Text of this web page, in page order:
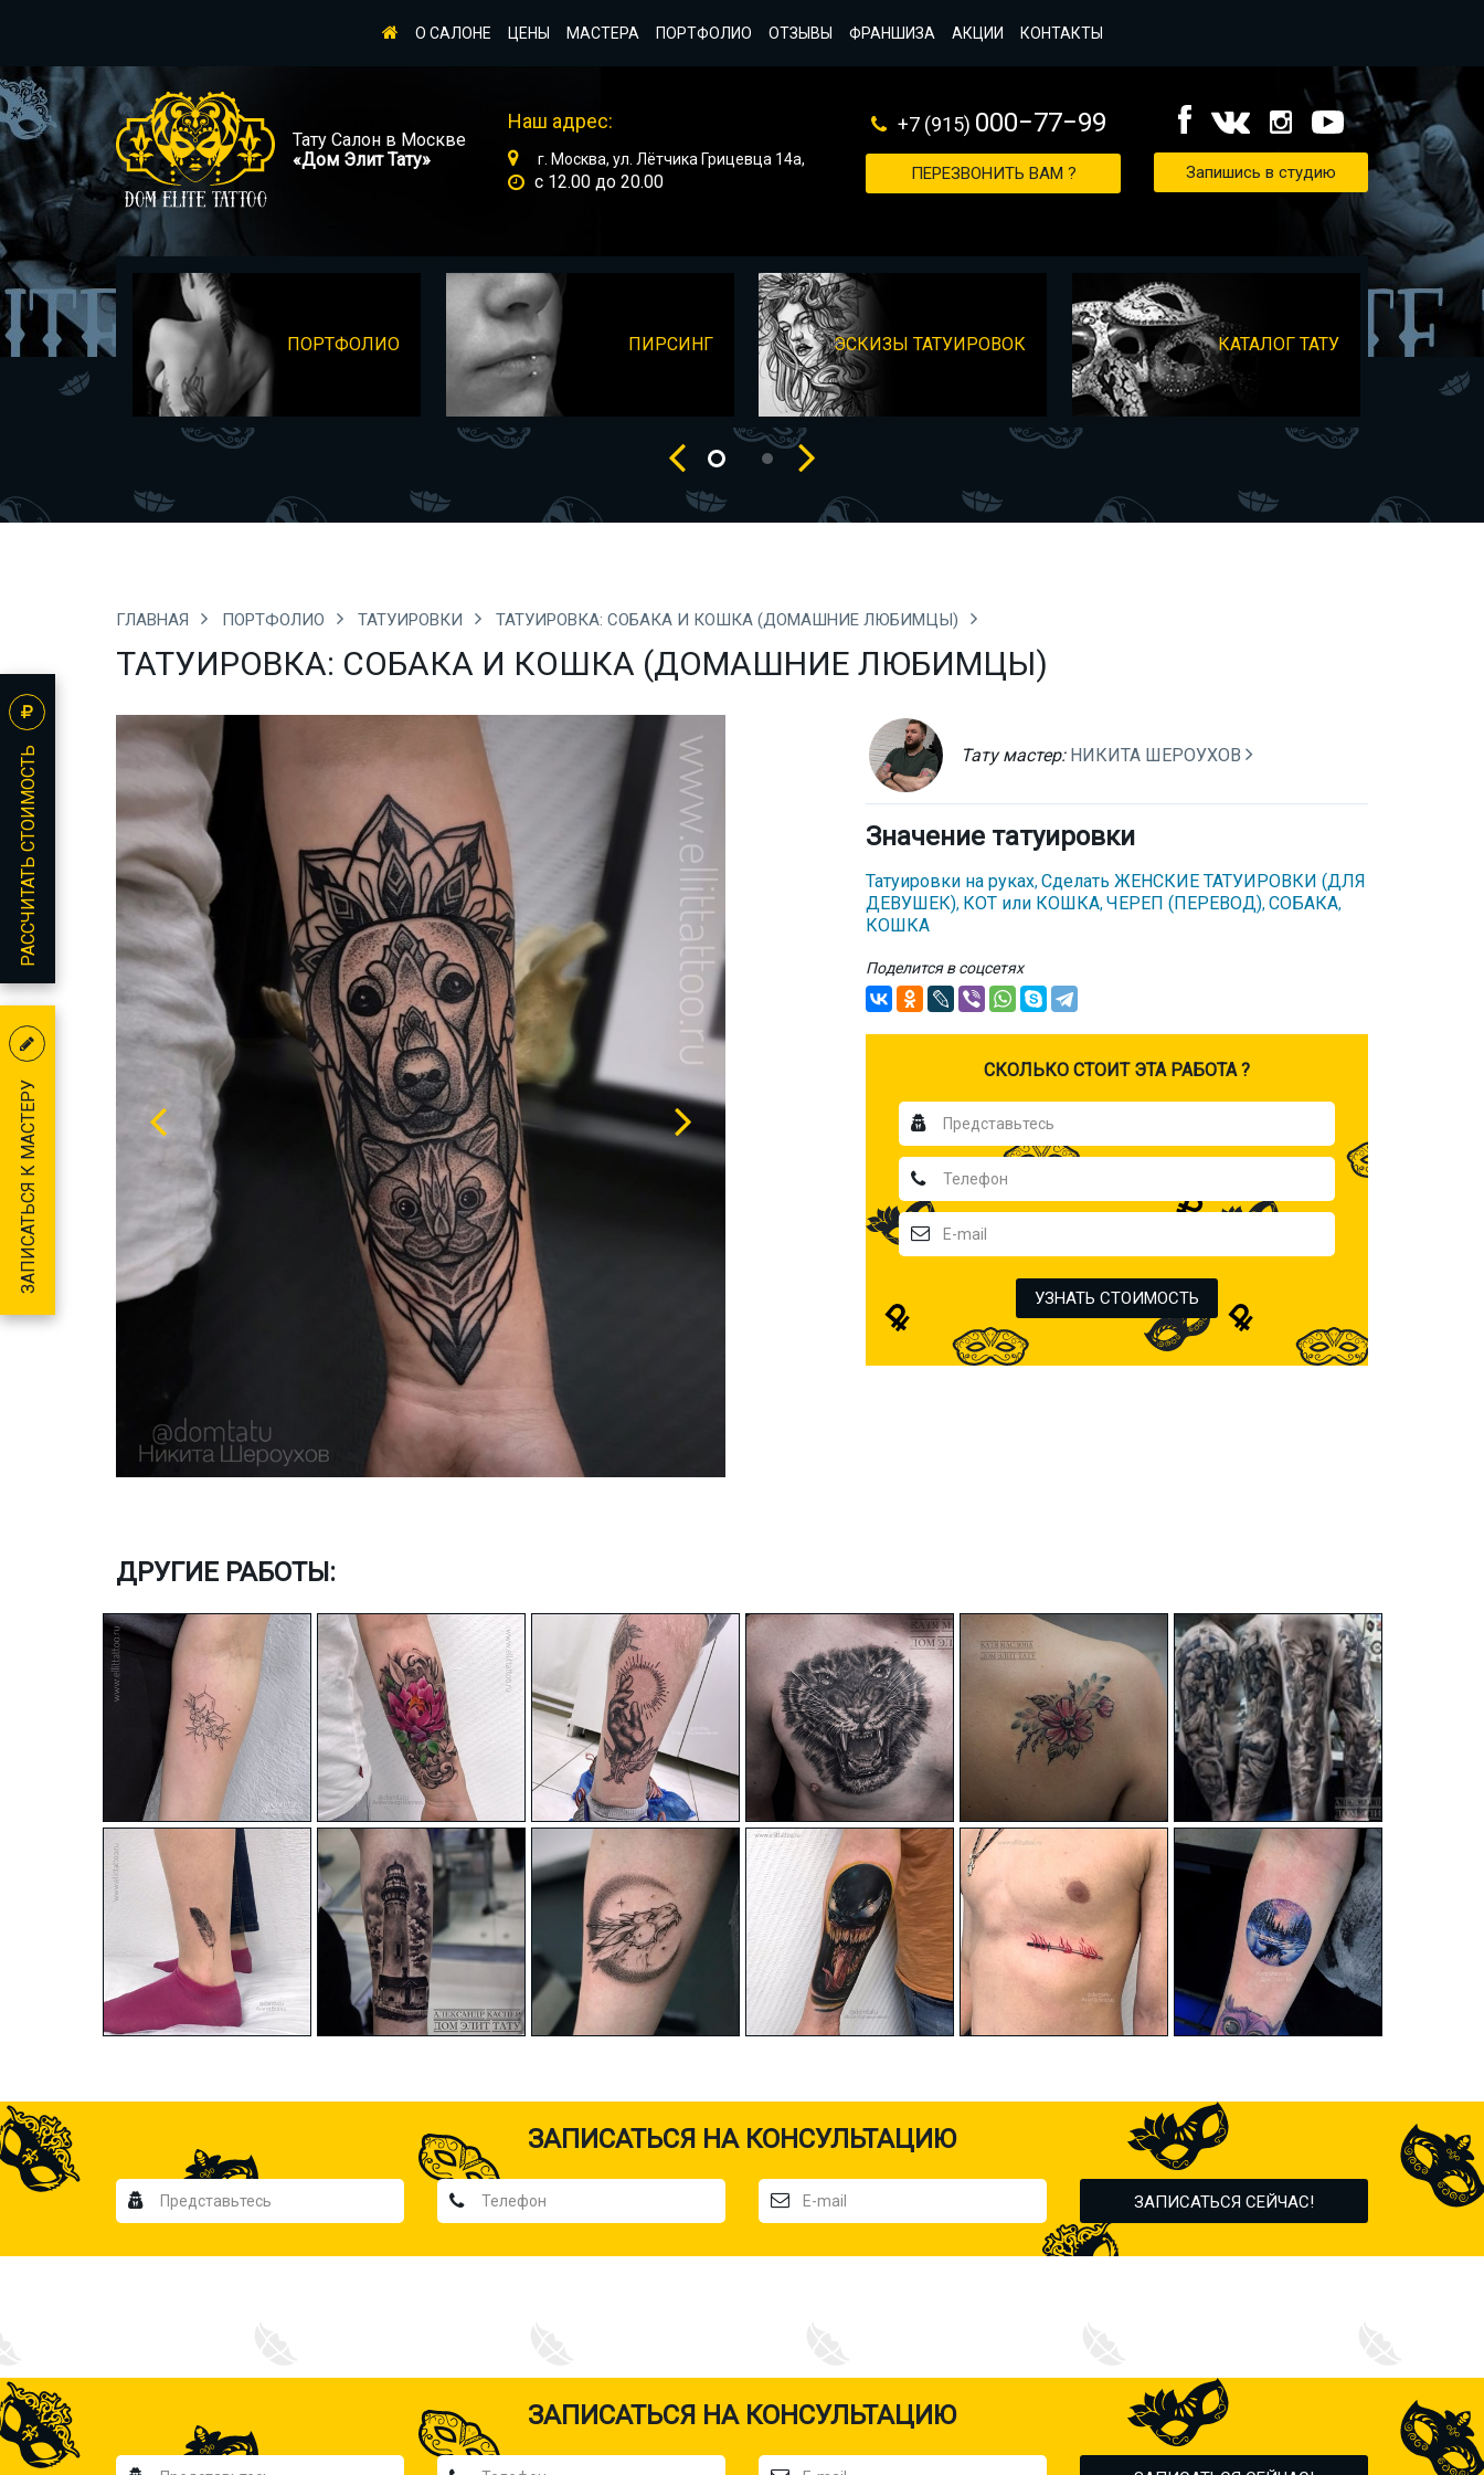
О САЛОНЕ ЦЕНЫ МАСТЕРА ПОРТФОЛИО ОТЗЫВЫ ФРАНШИЗА АКЦИИ КОНТАКТЫ
Тату Салон в Москве
«Дом Элит Тату»
Наш адрес:
г. Москва, ул. Лётчика Грицевца 14а,
с 12.00 до 20.00
+7 (915) 000−77−99
ПЕРЕЗВОНИТЬ ВАМ ? Запишись в студию
ПОРТФОЛИО ПИРСИНГ ЭСКИЗЫ ТАТУИРОВОК КАТАЛОГ ТАТУ
ГЛАВНАЯ ПОРТФОЛИО ТАТУИРОВКИ ТАТУИРОВКА: СОБАКА И КОШКА (ДОМАШНИЕ ЛЮБИМЦЫ)
ТАТУИРОВКА: СОБАКА И КОШКА (ДОМАШНИЕ ЛЮБИМЦЫ)
Тату мастер: НИКИТА ШЕРОУХОВ
Значение татуировки
Татуировки на руках, Сделать ЖЕНСКИЕ ТАТУИРОВКИ (ДЛЯ
ДЕВУШЕК), КОТ или КОШКА, ЧЕРЕП (ПЕРЕВОД), СОБАКА,
КОШКА
Поделится в соцсетях
CКОЛЬКО СТОИТ ЭТА РАБОТА ?
УЗНАТЬ СТОИМОСТЬ
ДРУГИЕ РАБОТЫ:
ЗАПИСАТЬСЯ НА КОНСУЛЬТАЦИЮ
ЗАПИСАТЬСЯ НА КОНСУЛЬТАЦИЮ
РАССЧИТАТЬ СТОИМОСТЬ
ЗАПИСАТЬСЯ К МАСТЕРУ